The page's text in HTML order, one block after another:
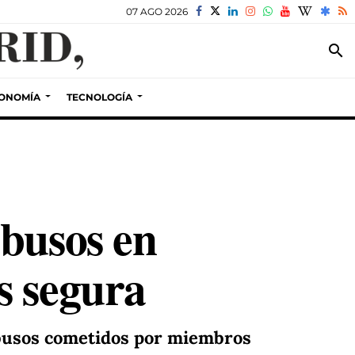
07 AGO 2026
search
TECNOLOGÍA
en
segura
cometidos por miembros